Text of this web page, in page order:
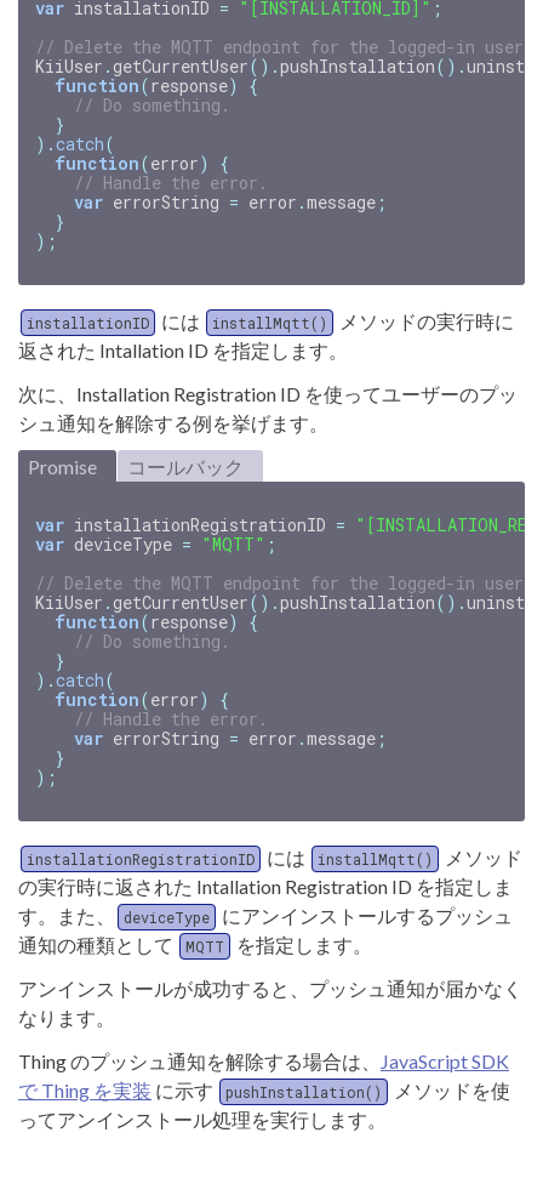
var installationID = "[INSTALLATION_ID]" ;
// Delete the MQTT endpoint for the logged-in user
KiiUser . getCurrentUser().pushInstallation().
function(response)
{
// Do something.
}
). catch(
function(error)
{
// Handle the error.
var errorString = error .message ;
}
);
installationID には installMqtt()
メソッドの実行時に
返された Intallation ID を指定します。
次に、Installation Registration ID を使ってユーザーのプッ
シュ通知を解除する例を挙げます。
Promise
コールバック
var installationRegistrationID =
var deviceType = "MQTT" ;
// Delete the MQTT endpoint for the logged-in user
KiiUser . getCurrentUser().pushInstallation().
function(response)
{
// Do something.
}
). catch(
function(error)
{
// Handle the error.
var errorString = error .message ;
}
);
installationRegistrationID には installMqtt()
メソッド
の実行時に返された Intallation Registration ID を指定しま
す。また、
deviceType
にアンインストールするプッシュ
通知の種類として
MQTT
を指定します。
アンインストールが成功すると、プッシュ通知が届かなく
なります。
Thing のプッシュ通知を解除する場合は、
JavaScript SDK
で Thing を実装 に示す pushInstallation()
メソッドを使
ってアンインストール処理を実行します。